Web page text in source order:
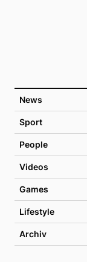
News
Sport
People
Videos
Games
Lifestyle
Archiv